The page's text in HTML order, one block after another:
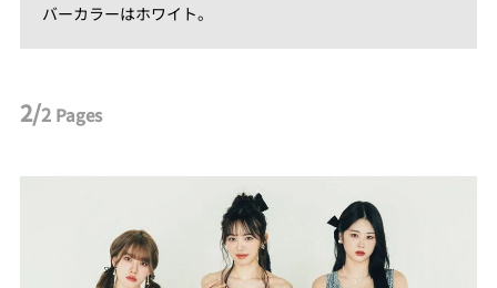
バーカラーはホワイト。
2/2 Pages